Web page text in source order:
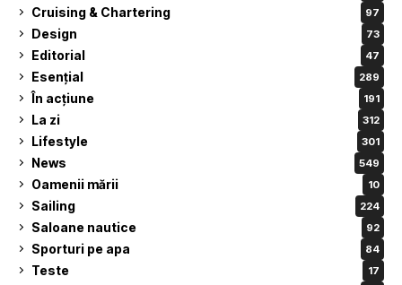
Cruising & Chartering 97
Design 73
Editorial 47
Esențial 289
În acțiune 191
La zi 312
Lifestyle 301
News 549
Oamenii mării 10
Sailing 224
Saloane nautice 92
Sporturi pe apa 84
Teste 17